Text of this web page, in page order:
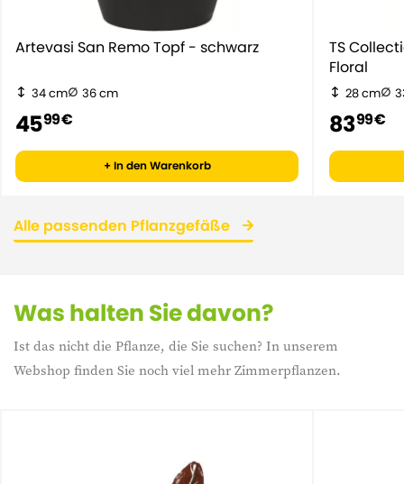
Artevasi San Remo Topf - schwarz
34 cm 36 cm
4599 €
+ In den Warenkorb
TS
Floral
28 cm
8399 €
Alle passenden Pflanzgefäße
Was halten Sie davon?
Ist das nicht die Pflanze, die Sie suchen? In unserem
Webshop finden Sie noch viel mehr Zimmerpflanzen.